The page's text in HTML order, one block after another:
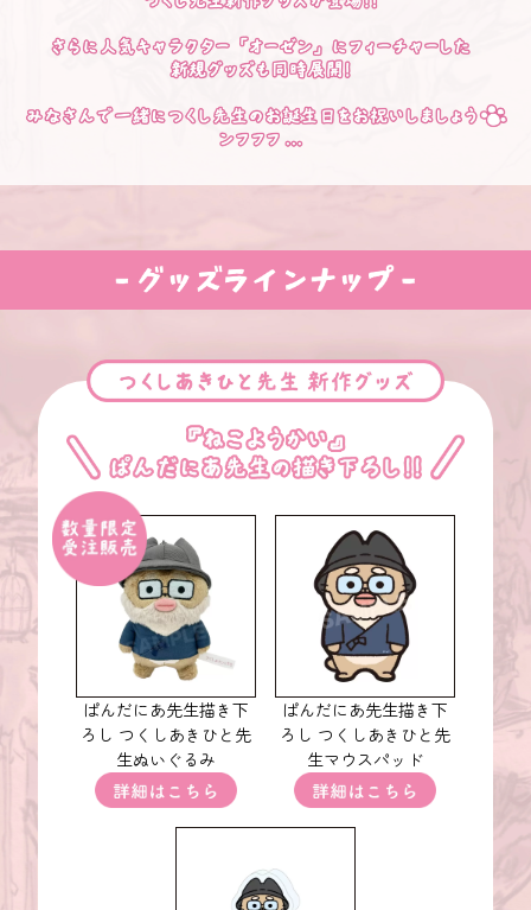
ぱんだにあ先生描き下
ろし つくしあきひと先
生ぬいぐるみ
ぱんだにあ先生描き下
ろし つくしあきひと先
生マウスパッド